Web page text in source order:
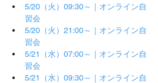
5/20（火）09:30～｜オンライン自
習会
5/20（火）21:00～｜オンライン自
習会
5/21（水）07:00～｜オンライン自
習会
5/21（水）09:30～｜オンライン自